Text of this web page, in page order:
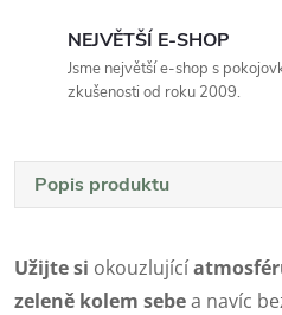
NEJVĚTŠÍ E-SHOP
Jsme největší e-shop s
zkušenosti od roku 2009.
Popis produktu
Užijte si okouzlující
zeleně kolem sebea navíc